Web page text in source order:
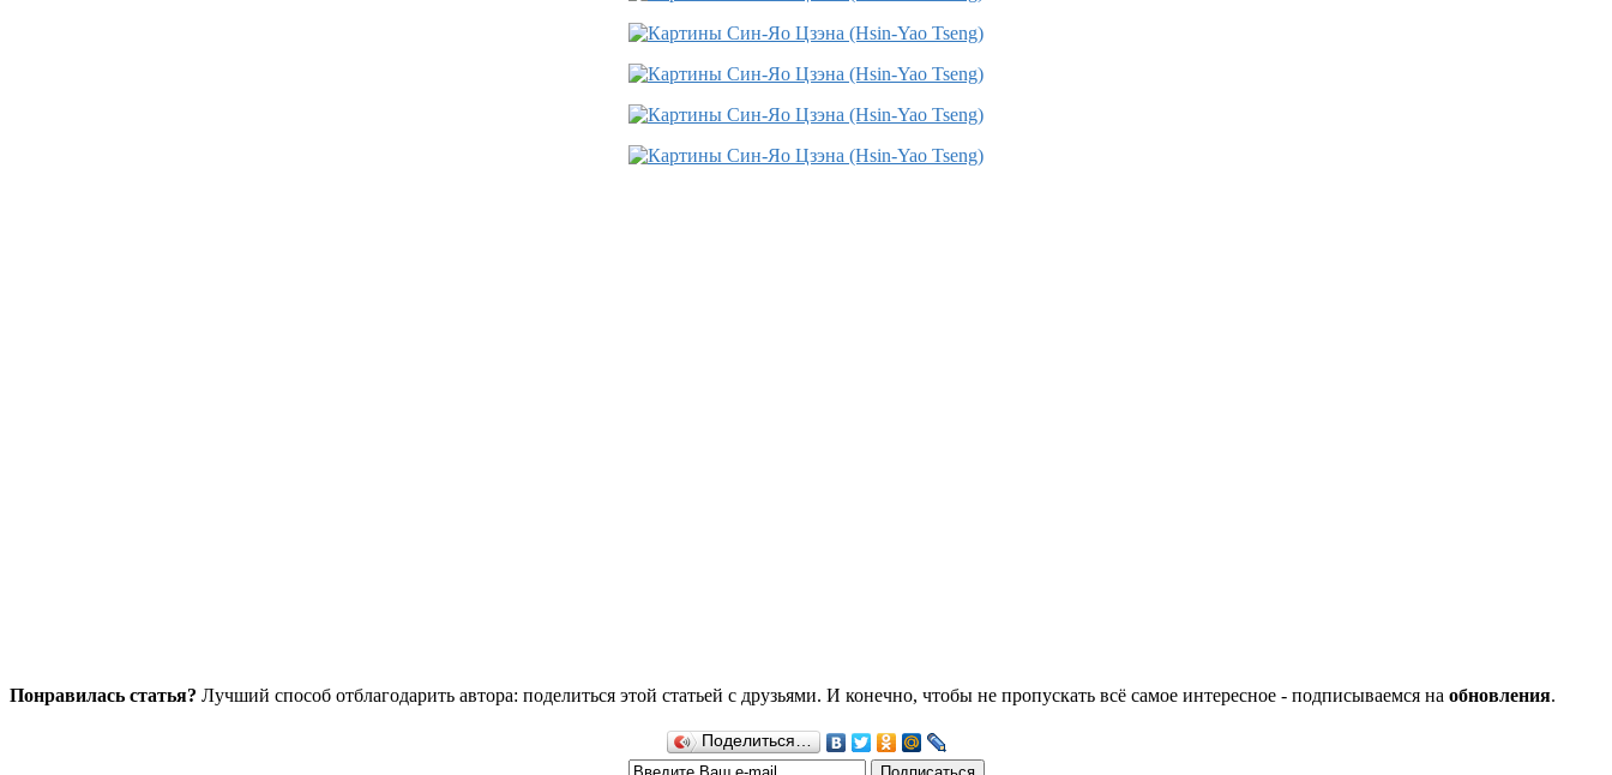
Понравилась статья? Лучший способ отблагодарить автора: поделиться этой статьей с друзьями. И конечно, чтобы не пропускать всё самое интересное - подписываемся на обновления.
Поделиться…